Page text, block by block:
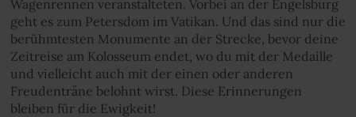
Wagenrennen veranstalteten. Vorbei an der Engelsburg
geht es zum Petersdom im Vatikan. Und das sind nur die
berühmtesten Monumente an der Strecke, bevor deine
Zeitreise am Kolosseum endet, wo du mit der Medaille
und vielleicht auch mit der einen oder anderen
Freudenträne belohnt wirst. Diese Erinnerungen
bleiben für die Ewigkeit!